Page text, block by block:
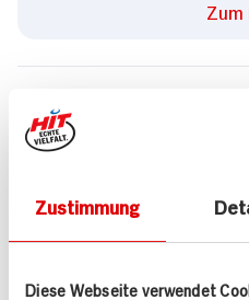
Zustimmung
Diese Webseite verwendet
Weingut Philipp Kuhn
mittelkräftig
Geschmack